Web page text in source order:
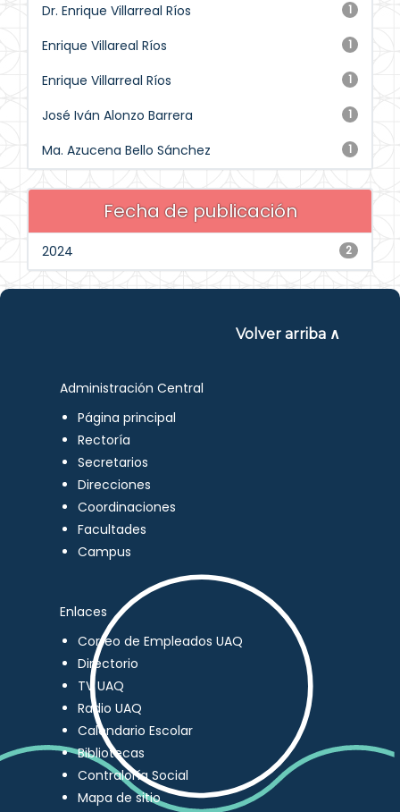
1
Dr. Enrique Villarreal Ríos
1
Enrique Villareal Ríos
1
Enrique Villarreal Ríos
1
José Iván Alonzo Barrera
1
Ma. Azucena Bello Sánchez
Fecha de publicación
2
2024
Volver arriba ∧
Administración Central
Página principal
Rectoría
Secretarios
Direcciones
Coordinaciones
Facultades
Campus
Enlaces
Correo de Empleados UAQ
Directorio
TV UAQ
Radio UAQ
Calendario Escolar
Bibliotecas
Contraloría Social
Mapa de sitio